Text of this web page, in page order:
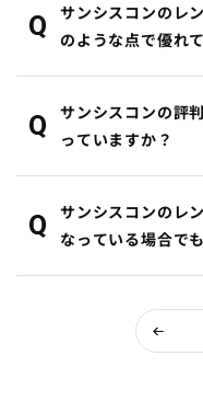
サンシスコンのレ
のような点で優れ
サンシスコンの評
っていますか？
サンシスコンのレ
なっている場合で